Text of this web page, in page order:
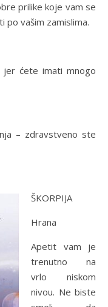
prilike koje vam se
po vašim zamislima.
ćete imati mnogo
– zdravstveno ste
ŠKORPIJA
Hrana
Apetit vam je
trenutno na
vrlo niskom
nivou. Ne biste